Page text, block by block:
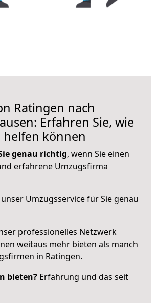
Ratingen nach
Erfahren Sie, wie
können
genau richtig, wenn Sie einen
erfahrene Umzugsfirma
Umzugsservice für Sie genau
professionelles Netzwerk
weitaus mehr bieten als manch
in Ratingen.
bieten? Erfahrung und das seit